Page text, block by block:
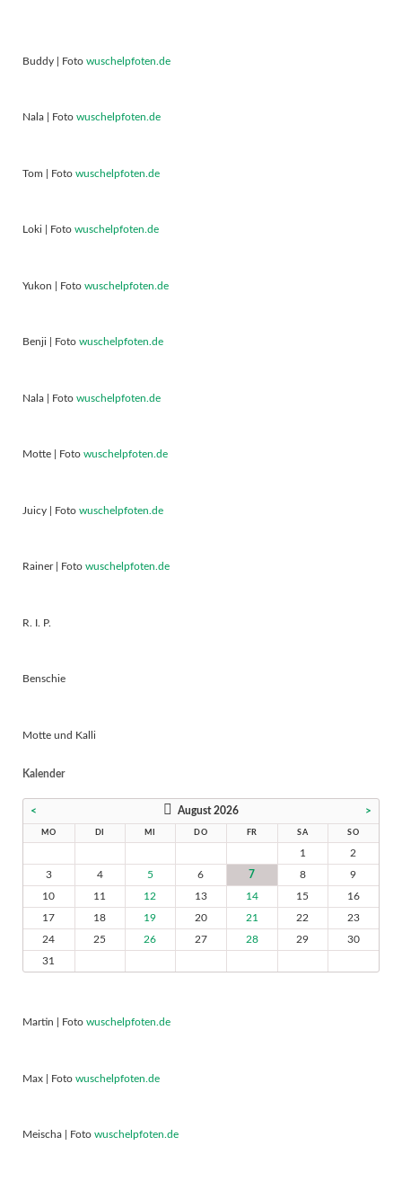
Buddy | Foto wuschelpfoten.de
Nala | Foto wuschelpfoten.de
Tom | Foto wuschelpfoten.de
Loki | Foto wuschelpfoten.de
Yukon | Foto wuschelpfoten.de
Benji | Foto wuschelpfoten.de
Nala | Foto wuschelpfoten.de
Motte | Foto wuschelpfoten.de
Juicy | Foto wuschelpfoten.de
Rainer | Foto wuschelpfoten.de
R. I. P.
Benschie
Motte und Kalli
Kalender
< August 2026 >
MO DI MI DO FR SA SO
1
2
3
4 5 6 7 8
9
10
11 12 13 14 15
16
17
18 19 20 21 22
23
24
25 26 27 28 29
30
31
Martin | Foto wuschelpfoten.de
Max | Foto wuschelpfoten.de
Meischa | Foto wuschelpfoten.de